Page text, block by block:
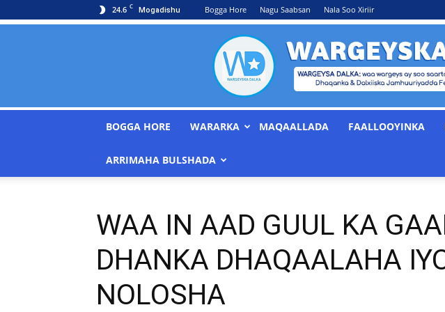
24.6 C Mogadishu Bogga Hore Nagu Saabsan Nala Soo Xiriir
BOGGA HORE WARARKA MAQAALLADA FAALLOOYINKA
ARRIMAHA BULSHADA
WAA IN AAD GUUL KA
DHANKA DHAQAALAHA
NOLOSHA